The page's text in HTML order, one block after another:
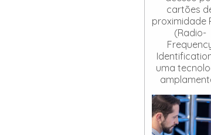
cartões
proximidade
(Radio-
uma